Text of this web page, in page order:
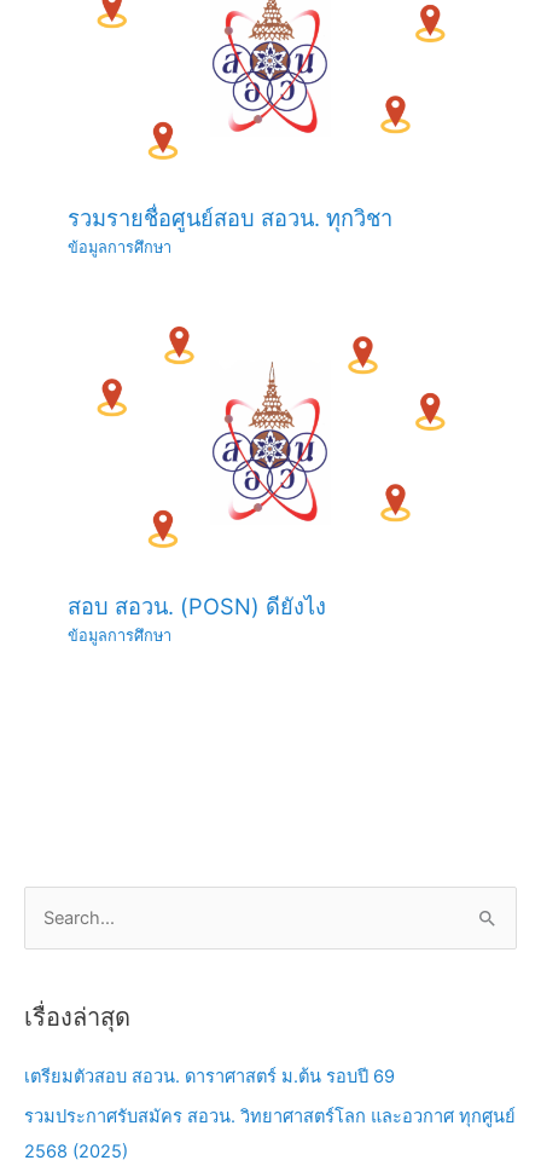
รวมรายชื่อศูนย์สอบ สอวน. ทุกวิชา
ข้อมูลการศึกษา
สอบ สอวน. (POSN) ดียังไง
ข้อมูลการศึกษา
rเรื่องล่าสุด
เตรียมตัวสอบ สอวน. ดาราศาสตร์ ม.ต้น รอบปี 69
รวมประกาศรับสมัคร สอวน. วิทยาศาสตร์โลก และอวกาศ ทุกศูนย์
2568 (2025)